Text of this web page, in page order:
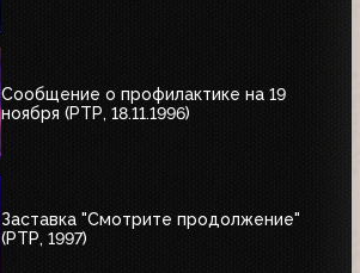
Сообщение о профилактике на 19
ноября (РТР, 18.11.1996)
Заставка "Смотрите продолжение"
(РТР, 1997)